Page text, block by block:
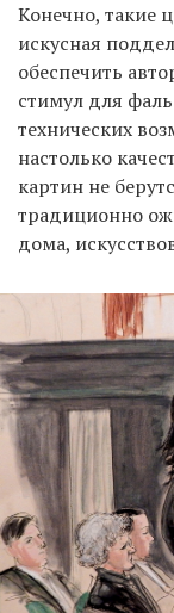
Конечно, такие
искусная
обеспечить
стимул для
технических
настолько
картин не
традиционно
дома,